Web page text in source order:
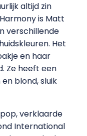
altijd zin
is Matt
verschillende
Het
en haar
Ze heeft een
blond, sluik
verklaarde
International